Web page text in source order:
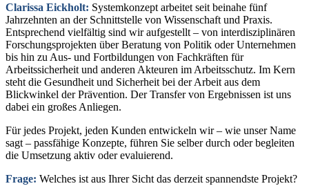
Clarissa Eickholt: Systemkonzept arbeitet seit beinahe fünf
Jahrzehnten an der Schnittstelle von Wissenschaft und Praxis.
Entsprechend vielfältig sind wir aufgestellt – von interdisziplinären
Forschungsprojekten über Beratung von Politik oder Unternehmen
bis hin zu Aus- und Fortbildungen von Fachkräften für
Arbeitssicherheit und anderen Akteuren im Arbeitsschutz. Im Kern
steht die Gesundheit und Sicherheit bei der Arbeit aus dem
Blickwinkel der Prävention. Der Transfer von Ergebnissen ist uns
dabei ein großes Anliegen.
Für jedes Projekt, jeden Kunden entwickeln wir – wie unser Name
sagt – passfähige Konzepte, führen Sie selber durch oder begleiten
die Umsetzung aktiv oder evaluierend.
Frage: Welches ist aus Ihrer Sicht das derzeit spannendste Projekt?